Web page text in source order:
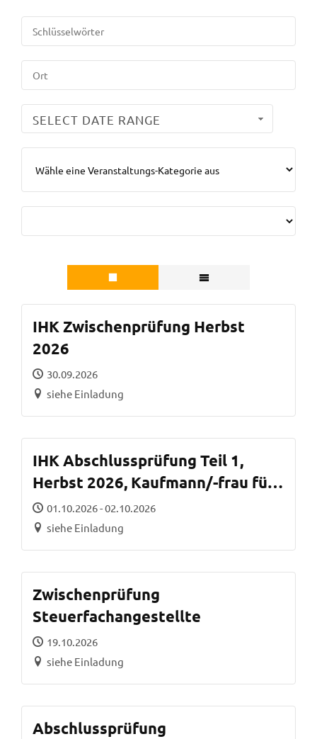
SELECT DATE RANGE
IHK Zwischenprüfung Herbst
2026
30.09.2026
siehe Einladung
IHK Abschlussprüfung Teil 1,
Herbst 2026, Kaufmann/-frau für
Büromanagement
01.10.2026 - 02.10.2026
siehe Einladung
Zwischenprüfung
Steuerfachangestellte
19.10.2026
siehe Einladung
Abschlussprüfung